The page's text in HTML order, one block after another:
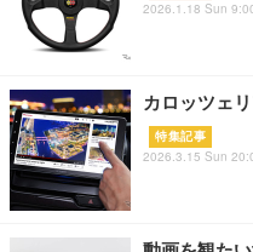
2026.1.18 Sun
カロッツェ
特集記事
2026.3.15 Sun